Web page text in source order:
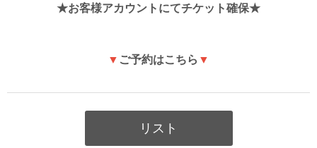
★お客様アカウントにてチケット確保★
▼ ご予約はこちら ▼
リスト